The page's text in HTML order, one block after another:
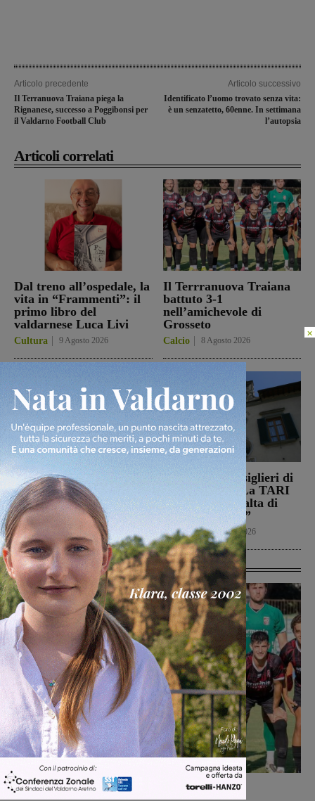
Articolo precedente
Il Terranuova Traiana piega la
Rignanese, successo a Poggibonsi per
il Valdarno Football Club
Articolo successivo
Identificato l’uomo trovato senza vita:
è un senzatetto, 60enne. In settimana
l’autopsia
Articoli correlati
Dal treno all’ospedale, la
vita in “Frammenti”: il
primo libro del
valdarnese Luca Livi
Cultura 9 Agosto 2026
Il Terrranuova Traiana
battuto 3-1
nell’amichevole di
Grosseto
Calcio 8 Agosto 2026
Il Montevarchi affronta
in amichevole l’Ancona
Calcio 8 Agosto 2026
Reggello, i consiglieri di
opposizione: “La TARI
2026 resta più alta di
quella del 2022”
Politica 8 Agosto 2026
Ultime Calcio
Calcio Michele Bossini -8 Agosto 2026
×